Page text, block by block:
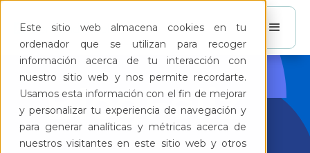
Este sitio web almacena cookies en tu
ordenador que se utilizan para recoger
información acerca de tu interacción con
nuestro sitio web y nos permite recordarte.
Usamos esta información con el fin de mejorar
y personalizar tu experiencia de navegación y
para generar analíticas y métricas acerca de
nuestros visitantes en este sitio web y otros
BlogFeliz